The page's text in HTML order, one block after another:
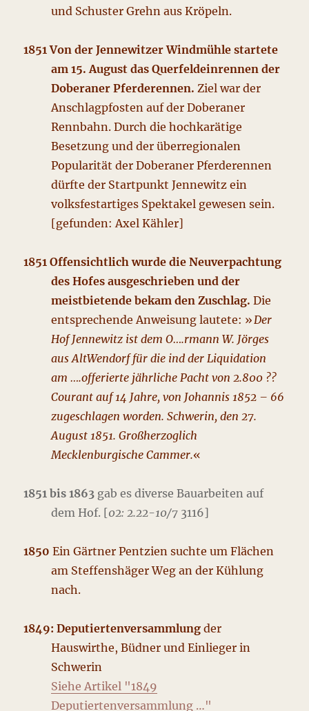
und Schuster Grehn aus Kröpeln.
1851 Von der Jennewitzer Windmühle startete
am 15. August das Querfeldeinrennen der
Doberaner Pferderennen. Ziel war der
Anschlagpfosten auf der Doberaner
Rennbahn. Durch die hochkarätige
Besetzung und der überregionalen
Popularität der Doberaner Pferderennen
dürfte der Startpunkt Jennewitz ein
volksfestartiges Spektakel gewesen sein.
[gefunden: Axel Kähler]
1851 Offensichtlich wurde die Neuverpachtung
des Hofes ausgeschrieben und der
meistbietende bekam den Zuschlag. Die
entsprechende Anweisung lautete: »Der
Hof Jennewitz ist dem O….rmann W. Jörges
aus AltWendorf für die ind der Liquidation
am ….offerierte jährliche Pacht von 2.800 ??
Courant auf 14 Jahre, von Johannis 1852 – 66
zugeschlagen worden. Schwerin, den 27.
August 1851. Großherzoglich
Mecklenburgische Cammer.«
1851 bis 1863 gab es diverse Bauarbeiten auf
dem Hof. [02: 2.22-10/7 3116]
1850Ein Gärtner Pentzien suchte um Flächen
am Steffenshäger Weg an der Kühlung
nach.
1849: Deputiertenversammlungder
Hauswirthe, Büdner und Einlieger in
Schwerin
Siehe Artikel "1849
Deputiertenversammlung …"